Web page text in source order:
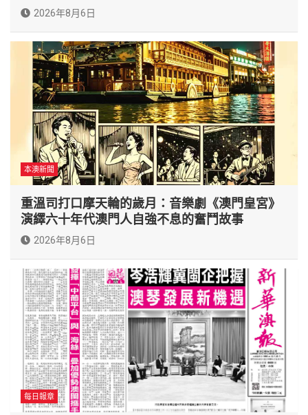
2026年8月6日
本澳新聞
重溫司打口摩天輪的歲月：音樂劇《澳門皇宮》
演繹六十年代澳門人自強不息的奮鬥故事
2026年8月6日
每日報章